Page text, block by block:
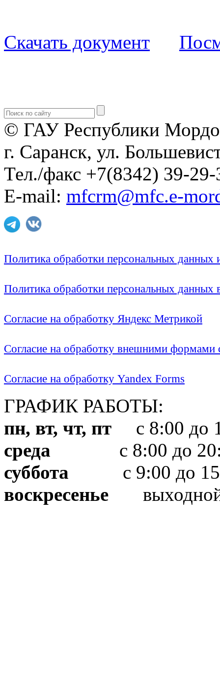
Скачать документ
© ГАУ Республики
г. Саранск, ул.
Тел./факс +7(8342) 39-29-
E-mail: mfcrm@mfc.e-
Политика обработки персональных
Политика обработки персональных
Согласие на обработку Яндекс Метрикой
Согласие на обработку внешними формами
Согласие на обработку Yandex Forms
ГРАФИК РАБОТЫ:
пн, вт, чт, пт с 8:00 до
среда с 8:00 до
суббота с 9:00 до
воскресенье